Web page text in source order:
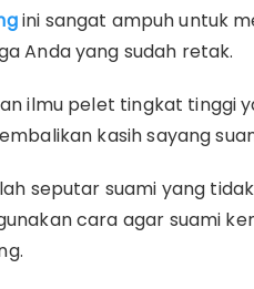
ini sangat ampuh untuk
Anda yang sudah retak.
ilmu pelet tingkat tinggi
kasih sayang
seputar suami yang
cara agar suami